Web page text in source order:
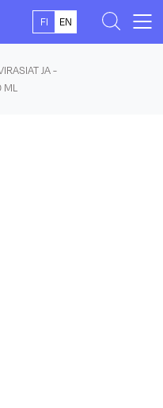
FI EN
JA -
ML